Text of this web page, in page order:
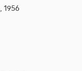
, 1956